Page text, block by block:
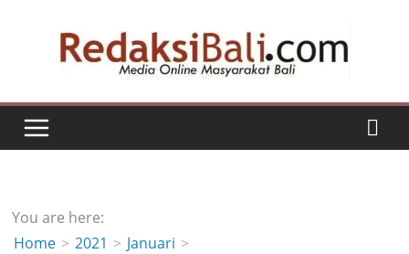
You are here:
Home
2021
Januari